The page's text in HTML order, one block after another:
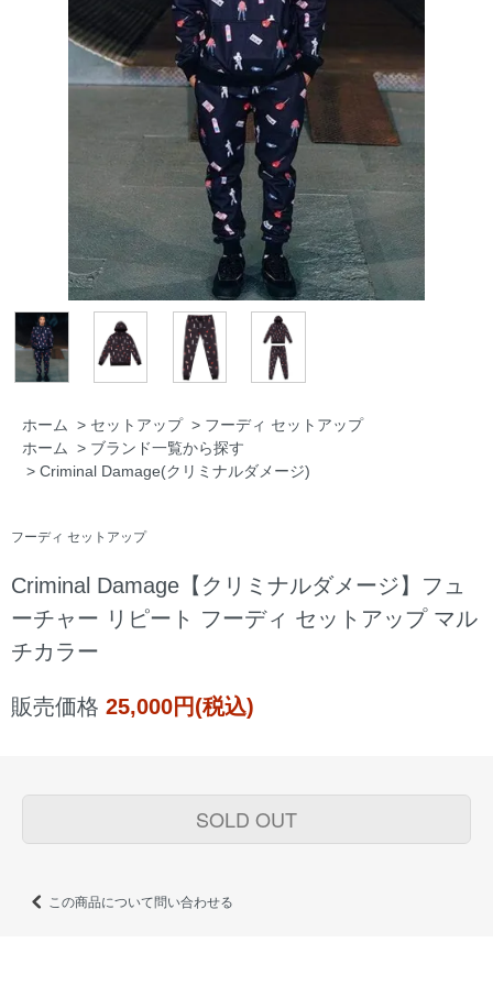
ホーム > セットアップ > フーディ セットアップ
ホーム > ブランド一覧から探す
> Criminal Damage(クリミナルダメージ)
フーディ セットアップ
Criminal Damage【クリミナルダメージ】フュ
ーチャー リピート フーディ セットアップ マル
チカラー
販売価格 25,000円(税込)
SOLD OUT
この商品について問い合わせる